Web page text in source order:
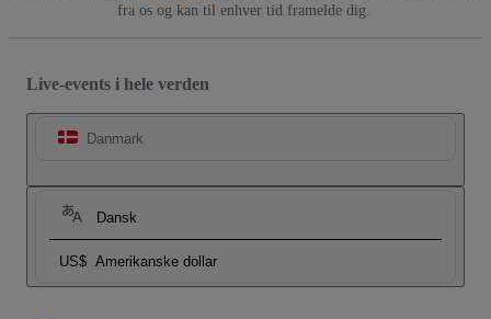
fra os og kan til enhver tid framelde dig.
Live-events i hele verden
Danmark
Dansk
US$ Amerikanske dollar